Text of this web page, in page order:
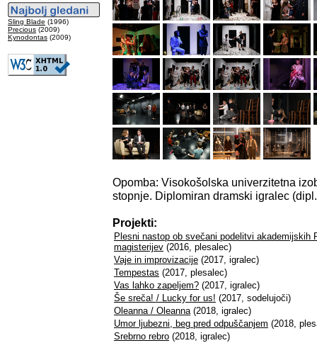
Sling Blade (1996)
Precious (2009)
Kynodontas (2009)
Opomba: Visokošolska univerzitetna
stopnje. Diplomiran dramski igralec
Projekti:
Plesni nastop ob svečani podelitvi akademijskih
magisterijev (2016, plesalec)
Vaje in improvizacije (2017, igralec)
Tempestas (2017, plesalec)
Vas lahko zapeljem? (2017, igralec)
Še sreča! / Lucky for us! (2017, sodelujoči)
Oleanna / Oleanna(2018, igralec)
Umor ljubezni, beg pred odpuščanjem (2018,
Srebrno rebro (2018, igralec)